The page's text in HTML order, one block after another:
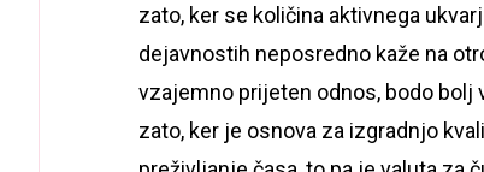
zato, ker se količina aktivnega
dejavnostih neposredno kaže na
vzajemno prijeten odnos, bodo bolj
zato, ker je osnova za izgradnjo